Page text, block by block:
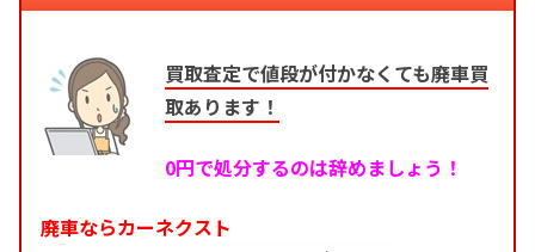
買取査定で値段が付かなくても廃車買
取あります！
0円で処分するのは辞めましょう！
廃車ならカーネクスト